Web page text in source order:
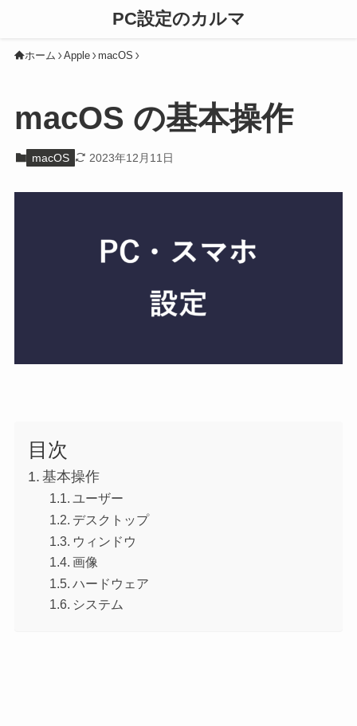
PC設定のカルマ
ホーム Apple macOS
macOS の基本操作
macOS 2023年12月11日
目次
基本操作
ユーザー
デスクトップ
ウィンドウ
画像
ハードウェア
システム